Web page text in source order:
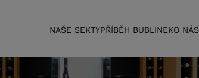
NAŠE SEKTYPŘÍBĚH BUBLINEKO NÁS